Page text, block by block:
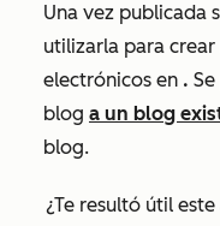
Una vez publicada
utilizarla para crear
electrónicos en .
blog a un blog
blog.
¿Te resultó útil